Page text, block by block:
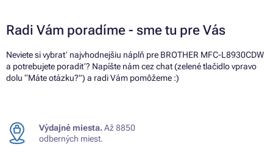
Radi Vám poradíme - sme tu pre Vás
Neviete si vybrať najvhodnejšiu náplň pre BROTHER MFC-L8930CDW
a potrebujete poradiť? Napíšte nám cez chat (zelené tlačidlo vpravo
dolu “Máte otázku?”) a radi Vám pomôžeme :)
Výdajné miesta.Až 8850
odberných miest.